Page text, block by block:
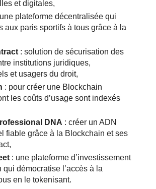
et digitales,
plateforme décentralisée qui
aux paris sportifs à tous grâce à la
: solution de sécurisation des
institutions juridiques,
et usagers du droit,
: pour créer une Blockchain
les coûts d’usage sont indexés
DNA : créer un ADN
fiable grâce à la Blockchain et ses
: une plateforme d’investissement
qui démocratise l’accès à la
en le tokenisant.